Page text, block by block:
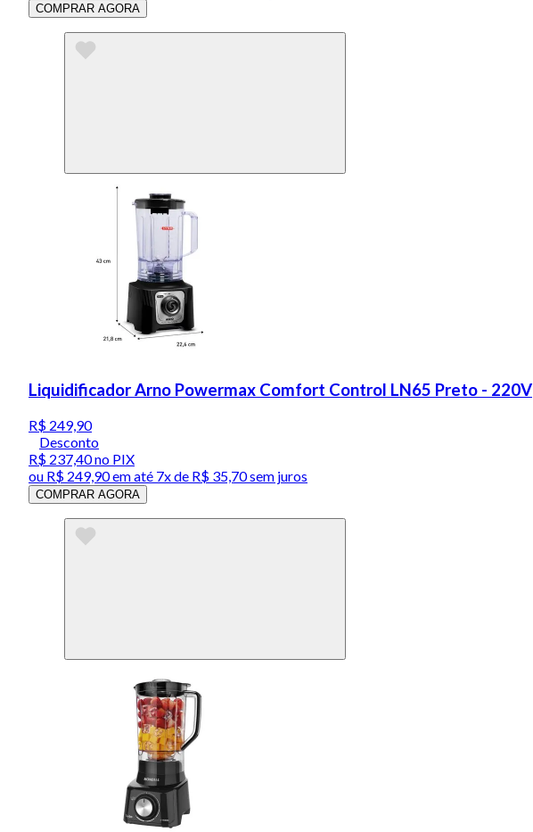
COMPRAR AGORA
Liquidificador Arno Powermax Comfort Control LN65 Preto - 220V
R$ 249,90
Desconto
R$ 237,40no PIX
ou R$ 249,90em até 7x de R$ 35,70 sem juros
COMPRAR AGORA